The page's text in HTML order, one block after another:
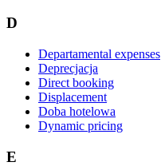
D
Departamental expenses
Deprecjacja
Direct booking
Displacement
Doba hotelowa
Dynamic pricing
E